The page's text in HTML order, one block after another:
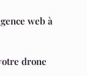
web à
drone